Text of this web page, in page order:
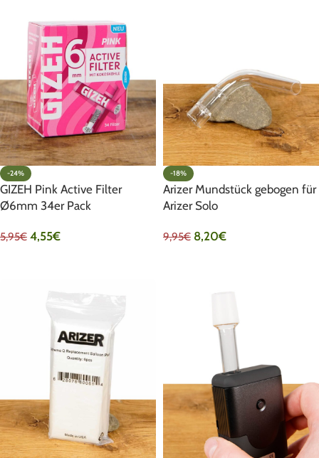
-24%
GIZEH Pink Active Filter
Ø6mm 34er Pack
5,95€ 4,55€
-18%
Arizer Mundstück gebogen für
Arizer Solo
9,95€ 8,20€